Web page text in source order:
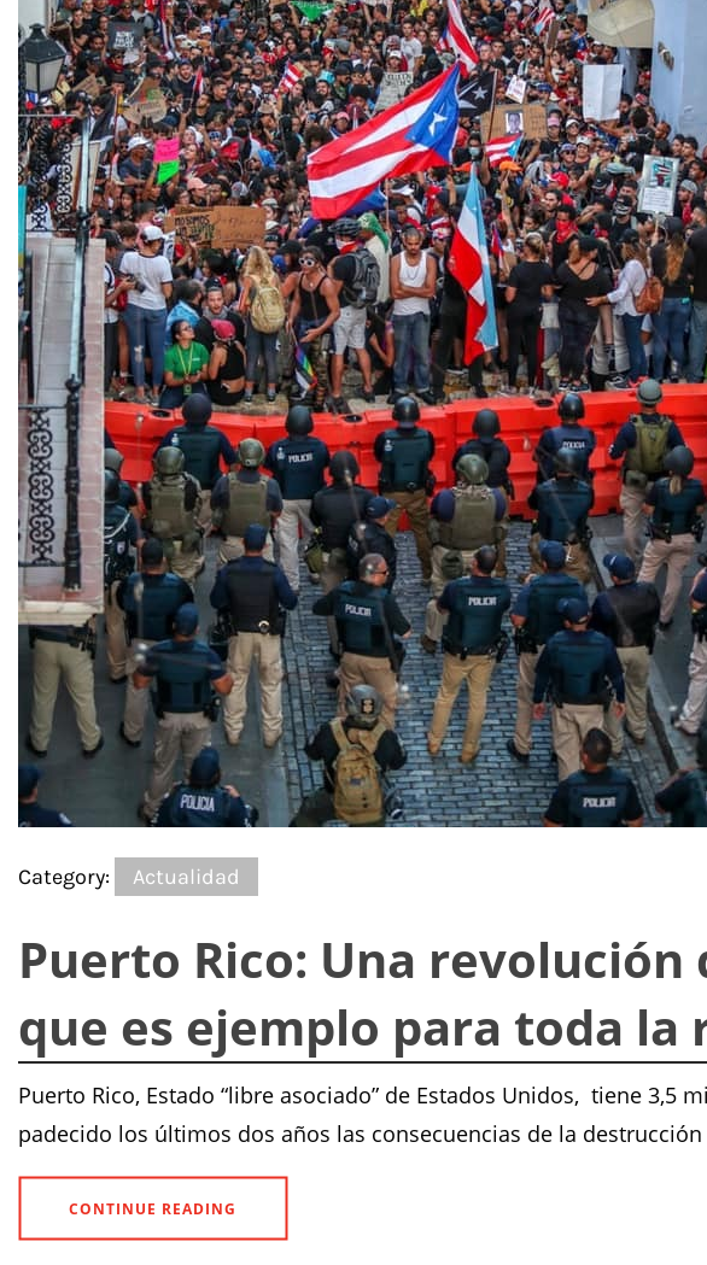
Category: Actualidad
Puerto Rico: Una
que es ejemplo para toda la
Puerto Rico, Estado “libre asociado” de Estados Unidos, tiene 3,5
padecido los últimos dos años las consecuencias de la
CONTINUE READING